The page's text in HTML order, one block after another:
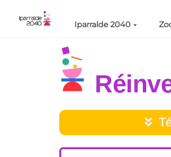
Aller au contenu principal
Iparralde 2040